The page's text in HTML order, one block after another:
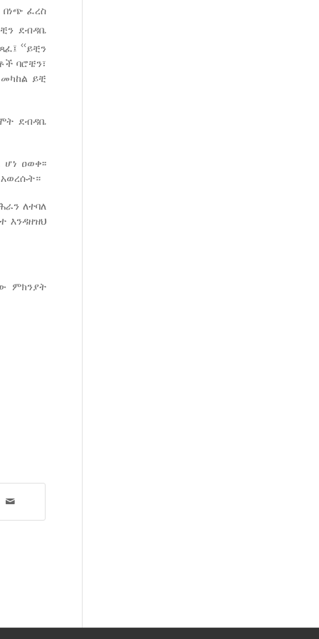
ፈረስ
ደብዳቤ
‹‹ይቺን
ባሮቼን፣
ይቺ
ደብዳቤ
ዐወቀ፡፡
አወረሱት።
ለተባለ
እንዳዘዝህ
ምክንያት